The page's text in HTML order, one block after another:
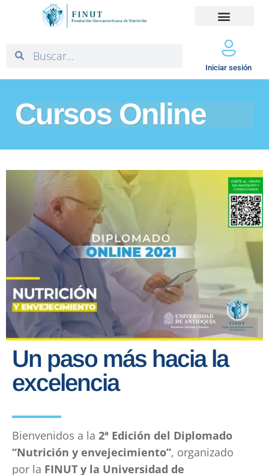
Iniciar sesión
Cursos Online
Un paso más hacia la
excelencia
Bienvenidos a la 2ª Edición del Diplomado
“Nutrición y envejecimiento”, organizado
por la FINUT y la Universidad de